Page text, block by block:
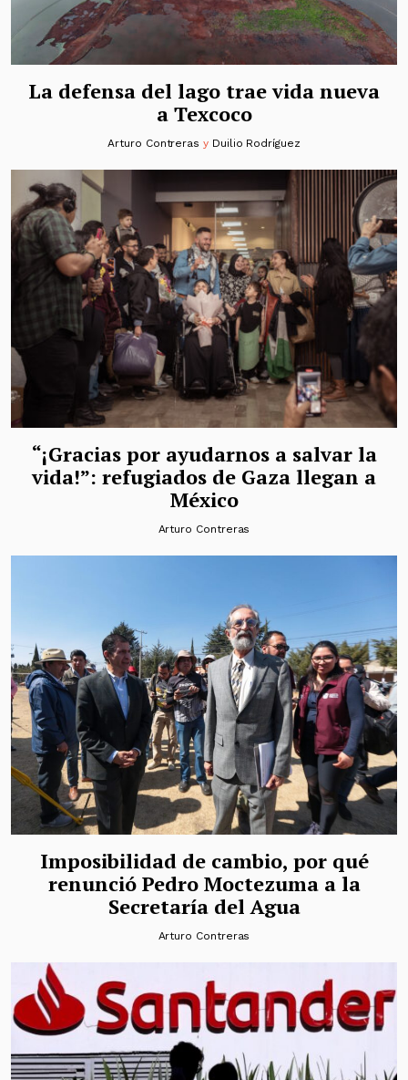
La defensa del lago trae vida nueva
a Texcoco
Arturo Contreras y Duilio Rodríguez
“¡Gracias por ayudarnos a salvar la
vida!”: refugiados de Gaza llegan a
México
Arturo Contreras
Imposibilidad de cambio, por qué
renunció Pedro Moctezuma a la
Secretaría del Agua
Arturo Contreras